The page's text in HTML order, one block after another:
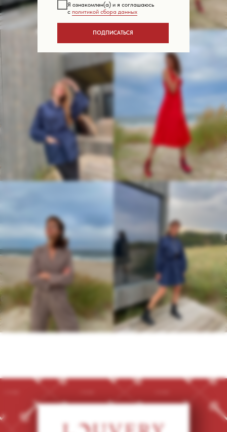
Я ознакомлен(а) и я соглашаюсь
с политикой сбора данных
ПОДПИСАТЬСЯ